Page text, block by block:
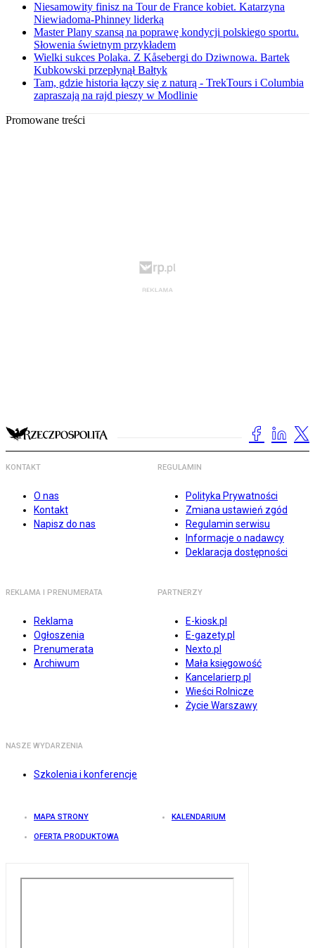
Niesamowity finisz na Tour de France kobiet. Katarzyna
Niewiadoma-Phinney liderką
Master Plany szansą na poprawę kondycji polskiego sportu.
Słowenia świetnym przykładem
Wielki sukces Polaka. Z Kåsebergi do Dziwnowa. Bartek
Kubkowski przepłynął Bałtyk
Tam, gdzie historia łączy się z naturą - TrekTours i Columbia
zapraszają na rajd pieszy w Modlinie
Promowane treści
KONTAKT
O nas
Kontakt
Napisz do nas
REGULAMIN
Polityka Prywatności
Zmiana ustawień zgód
Regulamin serwisu
Informacje o nadawcy
Deklaracja dostępności
REKLAMA I PRENUMERATA
Reklama
Ogłoszenia
Prenumerata
Archiwum
PARTNERZY
E-kiosk.pl
E-gazety.pl
Nexto.pl
Mała księgowość
Kancelarierp.pl
Wieści Rolnicze
Życie Warszawy
NASZE WYDARZENIA
Szkolenia i konferencje
MAPA STRONY KALENDARIUM
OFERTA PRODUKTOWA